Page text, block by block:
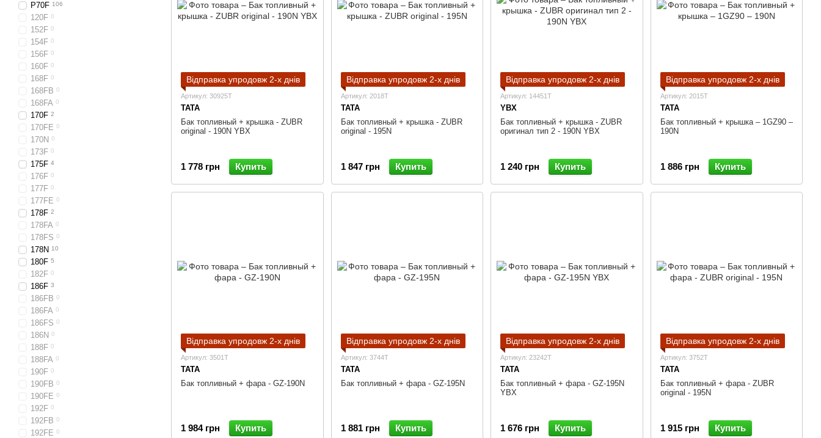
Відправка упродовж 2-х днів
Артикул: 30925T
TATA
Бак топливный + крышка - ZUBR
original - 190N YBX
1 778 грн Купить
Відправка упродовж 2-х днів
Артикул: 2018T
TATA
Бак топливный + крышка - ZUBR
original - 195N
1 847 грн Купить
Відправка упродовж 2-х днів
Артикул: 14451T
YBX
Бак топливный + крышка - ZUBR
оригинал тип 2 - 190N YBX
1 240 грн Купить
Відправка упродовж 2-х днів
Артикул: 2015T
TATA
Бак топливный + крышка – 1GZ90 –
190N
1 886 грн Купить
Відправка упродовж 2-х днів
Артикул: 3501T
TATA
Бак топливный + фара - GZ-190N
1 984 грн Купить
Відправка упродовж 2-х днів
Артикул: 3744T
TATA
Бак топливный + фара - GZ-195N
1 881 грн Купить
Відправка упродовж 2-х днів
Артикул: 23242T
TATA
Бак топливный + фара - GZ-195N
YBX
1 676 грн Купить
Відправка упродовж 2-х днів
Артикул: 3752T
TATA
Бак топливный + фара - ZUBR
original - 195N
1 915 грн Купить
P70F 106
120F 0
152F 0
154F 0
156F 0
160F 0
168F 0
168FB 0
168FA 0
170F 2
170FE 0
170N 0
173F 0
175F 4
176F 0
177F 0
177FE 0
178F 2
178FA 0
178FS 0
178N 10
180F 5
182F 0
186F 3
186FB 0
186FA 0
186FS 0
186N 0
188F 0
188FA 0
190F 0
190FB 0
190FE 0
192F 0
192FB 0
192FE 0